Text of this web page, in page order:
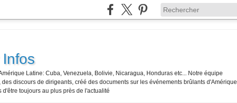
Latine: Cuba, Venezuela, Bolivie, Nicaragua, Honduras etc... Notre équipe
discours de dirigeants, créé des documents sur les événements brûlants d'Amérique
toujours au plus près de l'actualité